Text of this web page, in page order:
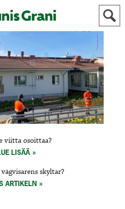
FÖR
viitta osoittaa?
LISÄÄ
skyltar?
ARTIKELN